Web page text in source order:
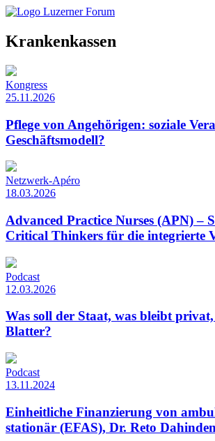
Krankenkassen
Kongress
25.11.2026
Pflege von Angehörigen: soziale
Geschäftsmodell?
Netzwerk-Apéro
18.03.2026
Advanced Practice Nurses (APN) –
Critical Thinkers für die integrierte
Podcast
12.03.2026
Was soll der Staat, was bleibt
Blatter?
Podcast
13.11.2024
Einheitliche Finanzierung von
stationär (EFAS), Dr. Reto